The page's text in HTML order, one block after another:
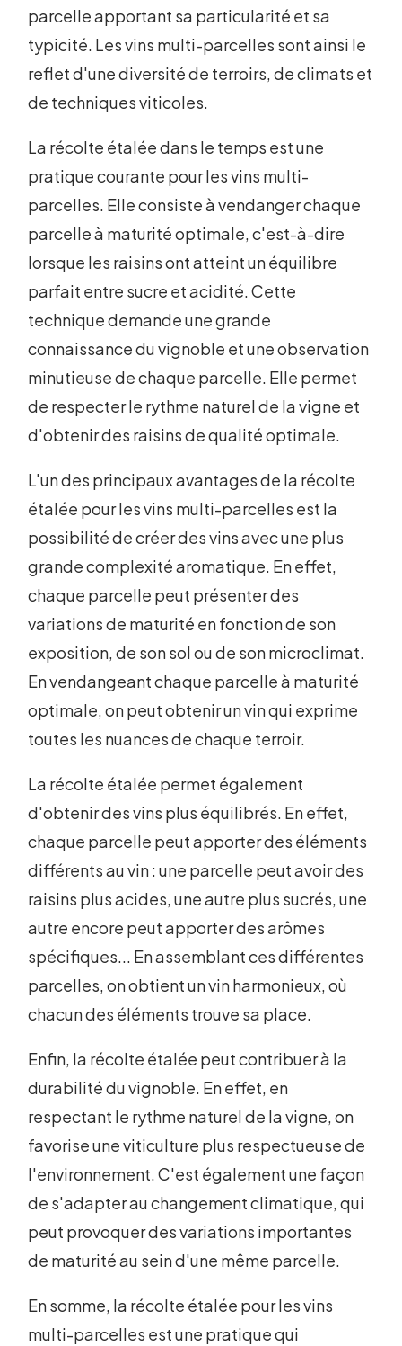
parcelle apportant sa particularité et sa
typicité. Les vins multi-parcelles sont ainsi le
reflet d'une diversité de terroirs, de climats et
de techniques viticoles.
La récolte étalée dans le temps est une
pratique courante pour les vins multi-
parcelles. Elle consiste à vendanger chaque
parcelle à maturité optimale, c'est-à-dire
lorsque les raisins ont atteint un équilibre
parfait entre sucre et acidité. Cette
technique demande une grande
connaissance du vignoble et une observation
minutieuse de chaque parcelle. Elle permet
de respecter le rythme naturel de la vigne et
d'obtenir des raisins de qualité optimale.
L'un des principaux avantages de la récolte
étalée pour les vins multi-parcelles est la
possibilité de créer des vins avec une plus
grande complexité aromatique. En effet,
chaque parcelle peut présenter des
variations de maturité en fonction de son
exposition, de son sol ou de son microclimat.
En vendangeant chaque parcelle à maturité
optimale, on peut obtenir un vin qui exprime
toutes les nuances de chaque terroir.
La récolte étalée permet également
d'obtenir des vins plus équilibrés. En effet,
chaque parcelle peut apporter des éléments
différents au vin : une parcelle peut avoir des
raisins plus acides, une autre plus sucrés, une
autre encore peut apporter des arômes
spécifiques... En assemblant ces différentes
parcelles, on obtient un vin harmonieux, où
chacun des éléments trouve sa place.
Enfin, la récolte étalée peut contribuer à la
durabilité du vignoble. En effet, en
respectant le rythme naturel de la vigne, on
favorise une viticulture plus respectueuse de
l'environnement. C'est également une façon
de s'adapter au changement climatique, qui
peut provoquer des variations importantes
de maturité au sein d'une même parcelle.
En somme, la récolte étalée pour les vins
multi-parcelles est une pratique qui